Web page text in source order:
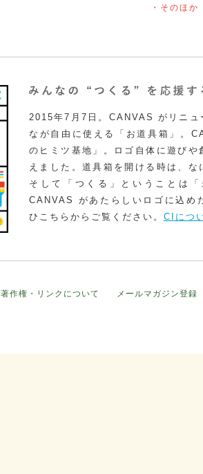
・そのほか
2015年7月7日。CANVAS がリニュ
なが自由に使える「お道具箱」。
のヒミツ基地」。ロゴ自体に遊び
えました。道具箱を開ける時は、
そして「つくる」ということは
CANVAS があたらしいロゴに込め
ひこちらからご覧ください。 CIにつ
著作権・リンクについて メールマガジン登録